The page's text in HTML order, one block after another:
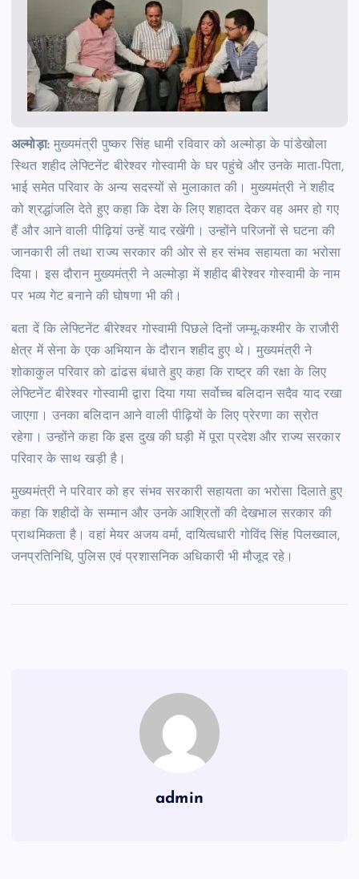
अल्मोड़ा:मुख्यमंत्री पुष्कर सिंह धामी रविवार को अल्मोड़ा के पांडेखोला
स्थित शहीद लेफ्टिनेंट बीरेश्वर गोस्वामी के घर पहुंचे और उनके माता-पिता,
भाई समेत परिवार के अन्य सदस्यों से मुलाकात की। मुख्यमंत्री ने शहीद
को श्रद्धांजलि देते हुए कहा कि देश के लिए शहादत देकर वह अमर हो गए
हैं और आने वाली पीढ़ियां उन्हें याद रखेंगी। उन्होंने परिजनों से घटना की
जानकारी ली तथा राज्य सरकार की ओर से हर संभव सहायता का भरोसा
दिया। इस दौरान मुख्यमंत्री ने अल्मोड़ा में शहीद बीरेश्वर गोस्वामी के नाम
पर भव्य गेट बनाने की घोषणा भी की।
बता दें कि लेफ्टिनेंट बीरेश्वर गोस्वामी पिछले दिनों जम्मू-कश्मीर के राजौरी
क्षेत्र में सेना के एक अभियान के दौरान शहीद हुए थे। मुख्यमंत्री ने
शोकाकुल परिवार को ढांढस बंधाते हुए कहा कि राष्ट्र की रक्षा के लिए
लेफ्टिनेंट बीरेश्वर गोस्वामी द्वारा दिया गया सर्वोच्च बलिदान सदैव याद रखा
जाएगा। उनका बलिदान आने वाली पीढ़ियों के लिए प्रेरणा का स्रोत
रहेगा। उन्होंने कहा कि इस दुख की घड़ी में पूरा प्रदेश और राज्य सरकार
परिवार के साथ खड़ी है।
मुख्यमंत्री ने परिवार को हर संभव सरकारी सहायता का भरोसा दिलाते हुए
कहा कि शहीदों के सम्मान और उनके आश्रितों की देखभाल सरकार की
प्राथमिकता है। वहां मेयर अजय वर्मा, दायित्वधारी गोविंद सिंह पिलख्वाल,
जनप्रतिनिधि, पुलिस एवं प्रशासनिक अधिकारी भी मौजूद रहे।
admin